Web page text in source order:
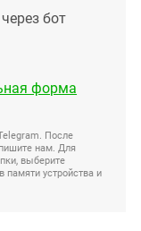
бот
форма
После
нам. Для
выберите
памяти устройства и